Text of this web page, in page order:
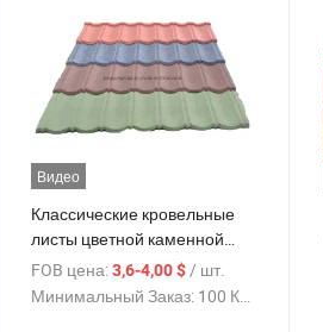
Видео
Классические кровельные
листы цветной каменной
покрытой металлической
черепицы для вилл и
FOB цена:3,6-4,00 $/ шт.
Минимальный Заказ: 100 Куски